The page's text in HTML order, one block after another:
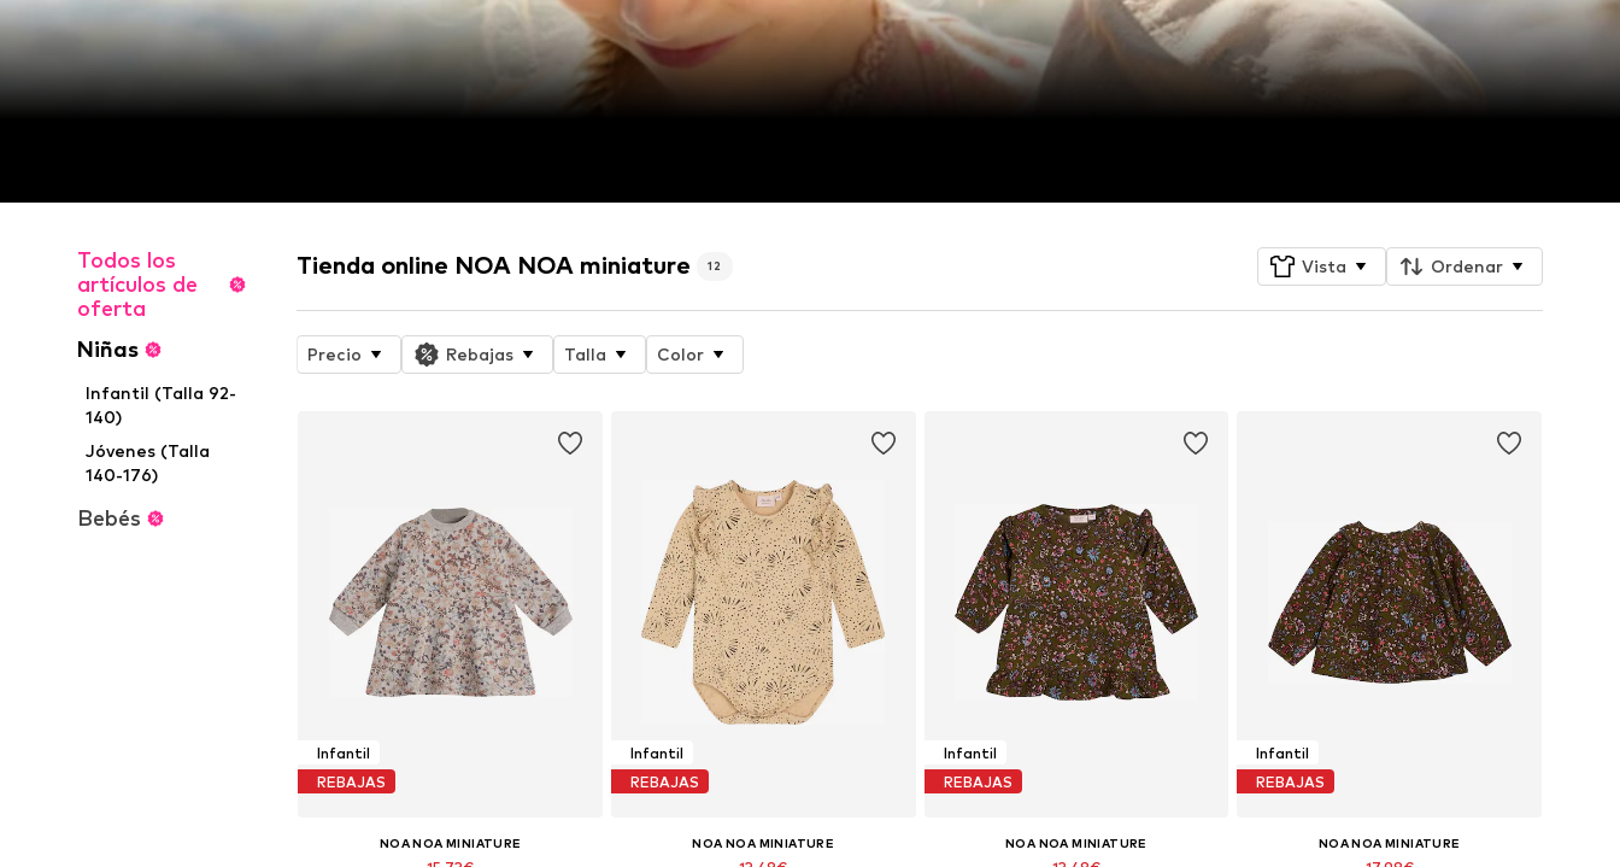
Todos los
artículos de
oferta
Niñas
Infantil (Talla 92-
140)
Jóvenes (Talla
140-176)
Bebés
Tienda online NOA NOA miniature 12 Vista Ordenar
Precio Rebajas Talla Color
Infantil
REBAJAS
NOA NOA MINIATURE
Infantil
REBAJAS
NOA NOA MINIATURE
Infantil
REBAJAS
NOA NOA MINIATURE
Infantil
REBAJAS
NOA NOA MINIATURE